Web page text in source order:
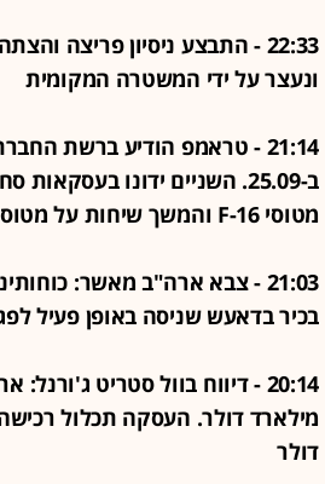
22:33 - התבצע ניסיון פריצה
ונעצר על ידי המשטרה המקומית
ב-25.09. השניים ידונו
מטוסי F-16 והמשך שיחות על מטוסי ה-F-35
21:03 - צבא ארה"ב מאשר:
בכיר בדאעש שניסה באופן פעיל
דולר